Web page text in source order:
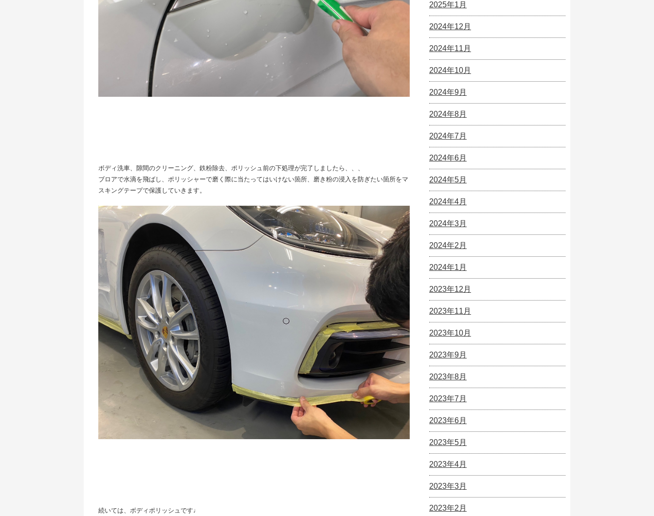
ボディ洗車、隙間のクリーニング、鉄粉除去、ポリッシュ前の下処理が完了しましたら、、、
ブロアで水滴を飛ばし、ポリッシャーで磨く際に当たってはいけない箇所、磨き粉の浸入を防ぎたい箇所をマ
スキングテープで保護していきます。
続いては、ボディポリッシュです♩
2025年1月
2024年12月
2024年11月
2024年10月
2024年9月
2024年8月
2024年7月
2024年6月
2024年5月
2024年4月
2024年3月
2024年2月
2024年1月
2023年12月
2023年11月
2023年10月
2023年9月
2023年8月
2023年7月
2023年6月
2023年5月
2023年4月
2023年3月
2023年2月